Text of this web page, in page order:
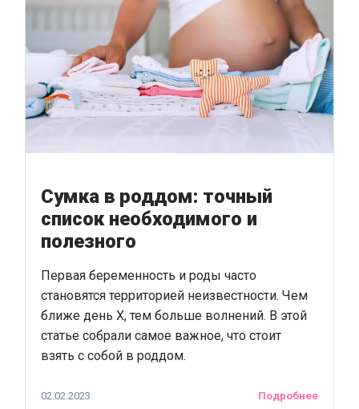
Сумка в роддом: точный
список необходимого и
полезного
Первая беременность и роды часто
становятся территорией неизвестности. Чем
ближе день Х, тем больше волнений. В этой
статье собрали самое важное, что стоит
взять с собой в роддом.
02.02.2023 Подробнее